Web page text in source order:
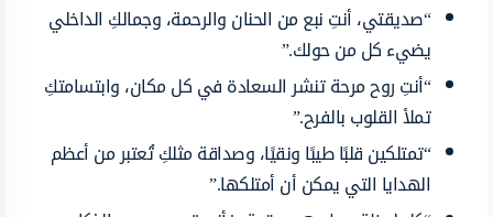
“صديقتي، أنتِ نبع من الحنان والرحمة، وجمالكِ الداخلي
يضيء كل من حولك.”
“أنتِ روح مرحة تنشر السعادة في كل مكان، وابتسامتكِ
تملأ القلوب بالفرح.”
“تمتلكين قلبًا طيبًا ونقيًا، وصداقة مثلكِ تُعتبر من أعظم
الهدايا التي يمكن أن أمتلكها.”